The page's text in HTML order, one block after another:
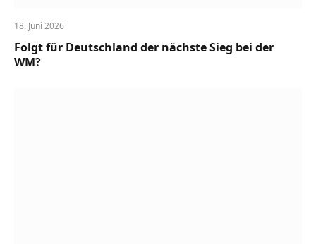
18. Juni 2026
Folgt für Deutschland der nächste Sieg bei der
WM?